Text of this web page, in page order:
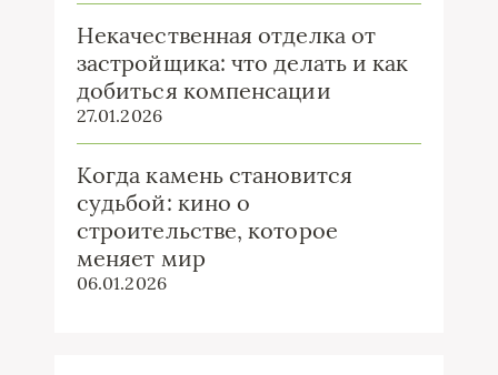
Некачественная отделка от
застройщика: что делать и как
добиться компенсации
27.01.2026
Когда камень становится
судьбой: кино о
строительстве, которое
меняет мир
06.01.2026